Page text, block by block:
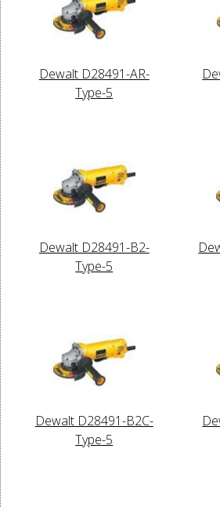
Dewalt D28491-AR-
Type-5
Dewalt D28491-B2-
Type-5
Dewalt D28491-B2C-
Type-5